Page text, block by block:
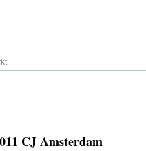
CJ Amsterdam